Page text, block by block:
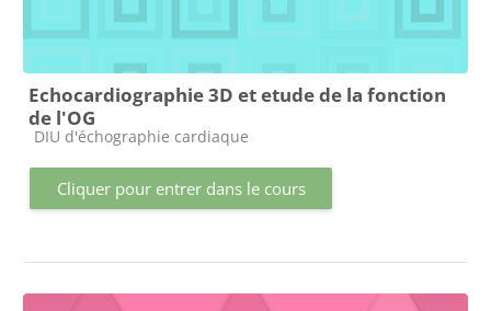
Echocardiographie 3D et etude de la fonction
de l'OG
Catégorie de cours
DIU d'échographie cardiaque
Cliquer pour entrer dans le cours